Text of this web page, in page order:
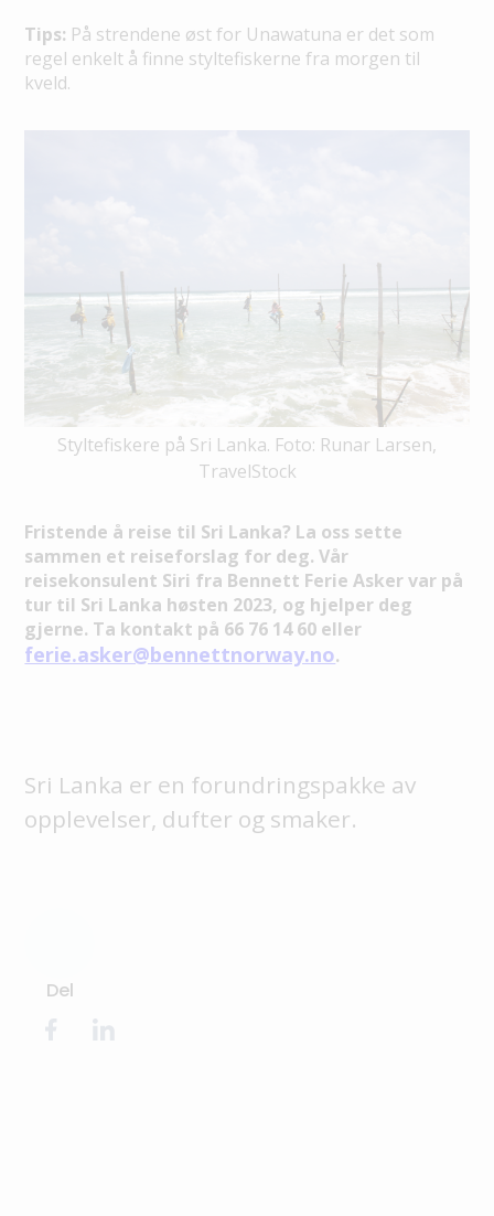
‍Sri Lanka er en forundringspakke av
opplevelser, dufter og smaker.
Del
Tips: På strendene øst for Unawatuna er det som
regel enkelt å finne styltefiskerne fra morgen til
kveld.
Styltefiskere på Sri Lanka. Foto: Runar Larsen,
TravelStock
Fristende å reise til Sri Lanka? La oss sette
sammen et reiseforslag for deg. Vår
reisekonsulent Siri fra Bennett Ferie Asker var på
tur til Sri Lanka høsten 2023, og hjelper deg
gjerne. Ta kontakt på 66 76 14 60 eller
ferie.asker@bennettnorway.no.